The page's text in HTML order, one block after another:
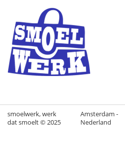
smoelwerk, werk
dat smoelt © 2025
Amsterdam -
Nederland